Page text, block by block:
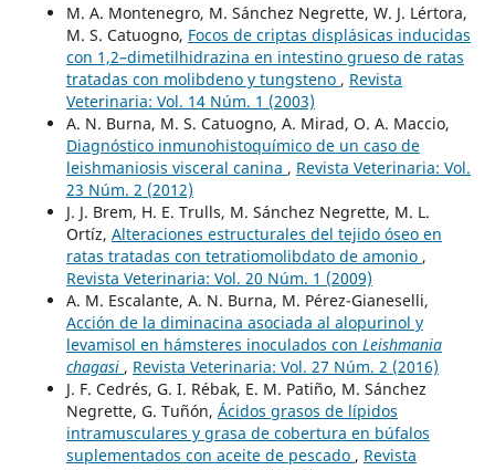
M. A. Montenegro, M. Sánchez Negrette, W. J. Lértora,
M. S. Catuogno, Focos de criptas displásicas inducidas
con 1,2–dimetilhidrazina en intestino grueso de ratas
tratadas con molibdeno y tungsteno , Revista
Veterinaria: Vol. 14 Núm. 1 (2003)
A. N. Burna, M. S. Catuogno, A. Mirad, O. A. Maccio,
Diagnóstico inmunohistoquímico de un caso de
leishmaniosis visceral canina , Revista Veterinaria: Vol.
23 Núm. 2 (2012)
J. J. Brem, H. E. Trulls, M. Sánchez Negrette, M. L.
Ortíz, Alteraciones estructurales del tejido óseo en
ratas tratadas con tetratiomolibdato de amonio ,
Revista Veterinaria: Vol. 20 Núm. 1 (2009)
A. M. Escalante, A. N. Burna, M. Pérez-Gianeselli,
Acción de la diminacina asociada al alopurinol y
levamisol en hámsteres inoculados con Leishmania
chagasi , Revista Veterinaria: Vol. 27 Núm. 2 (2016)
J. F. Cedrés, G. I. Rébak, E. M. Patiño, M. Sánchez
Negrette, G. Tuñón, Ácidos grasos de lípidos
intramusculares y grasa de cobertura en búfalos
suplementados con aceite de pescado , Revista